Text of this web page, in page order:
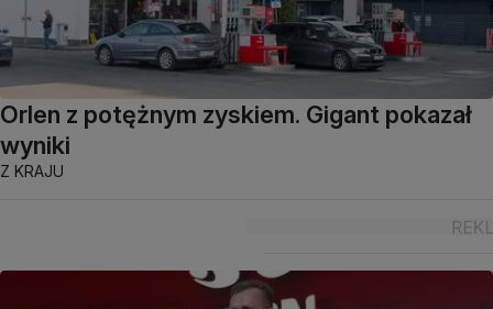
Orlen z potężnym zyskiem. Gigant pokazał
wyniki
Z KRAJU